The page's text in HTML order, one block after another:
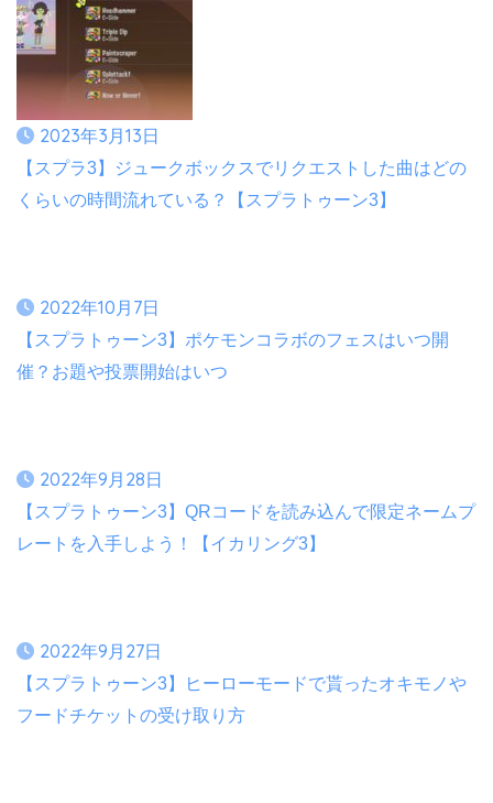
2023年3月13日
【スプラ3】ジュークボックスでリクエストした曲はどの
くらいの時間流れている？【スプラトゥーン3】
2022年10月7日
【スプラトゥーン3】ポケモンコラボのフェスはいつ開
催？お題や投票開始はいつ
2022年9月28日
【スプラトゥーン3】QRコードを読み込んで限定ネームプ
レートを入手しよう！【イカリング3】
2022年9月27日
【スプラトゥーン3】ヒーローモードで貰ったオキモノや
フードチケットの受け取り方